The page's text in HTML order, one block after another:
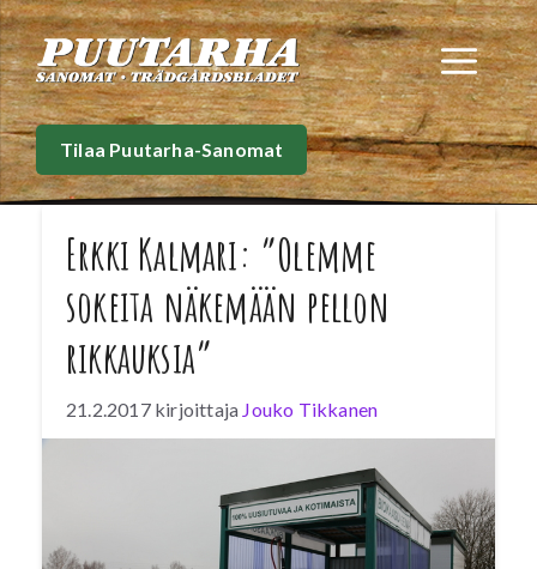
Siirry
sisältöön
Tilaa Puutarha-Sanomat
Erkki Kalmari: ”Olemme
sokeita näkemään pellon
rikkauksia”
21.2.2017 kirjoittaja Jouko Tikkanen
vuodesta 1998 alkaen. Joutomaitten ja
suojakaistojen kasvillisuudessa on valtaisa
hyödyntämismahdollisuus, kun bioreaktorit
saadaan joka kylään. Käytetty biomassa